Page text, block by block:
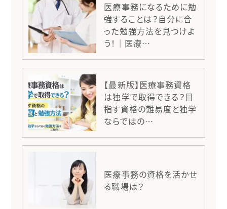
医療事務になるために勉
強することは？自分に合
った勉強方法を見つけよ
う！｜医療…
【最新版】医療事務資格
は独学で取得できる？目
指す資格の難易度と独学
ならではの…
医療事務の資格を活かせ
る職場は？